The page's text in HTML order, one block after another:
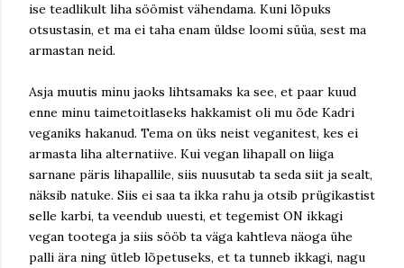
ise teadlikult liha söömist vähendama. Kuni lõpuks
otsustasin, et ma ei taha enam üldse loomi süüa, sest ma
armastan neid.
Asja muutis minu jaoks lihtsamaks ka see, et paar kuud
enne minu taimetoitlaseks hakkamist oli mu õde Kadri
veganiks hakanud. Tema on üks neist veganitest, kes ei
armasta liha alternatiive. Kui vegan lihapall on liiga
sarnane päris lihapallile, siis nuusutab ta seda siit ja sealt,
näksib natuke. Siis ei saa ta ikka rahu ja otsib prügikastist
selle karbi, ta veendub uuesti, et tegemist ON ikkagi
vegan tootega ja siis sööb ta väga kahtleva näoga ühe
palli ära ning ütleb lõpetuseks, et ta tunneb ikkagi, nagu